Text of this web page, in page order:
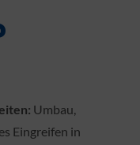
Umbau,
Eingreifen in